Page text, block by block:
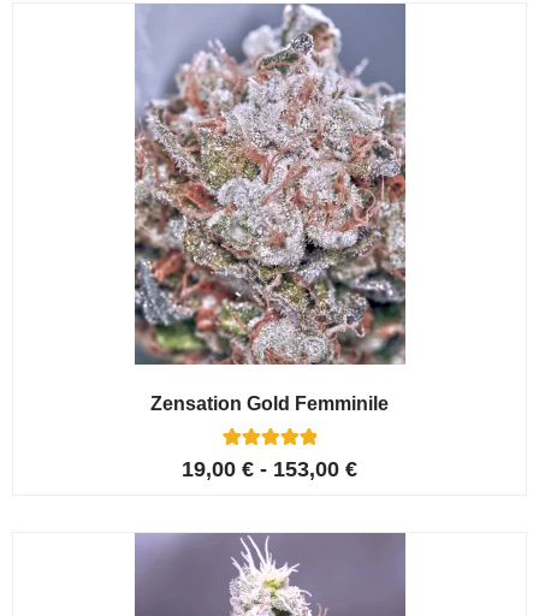
Zensation Gold Femminile
Valutato
5.00
6
19,00 € - 153,00 €